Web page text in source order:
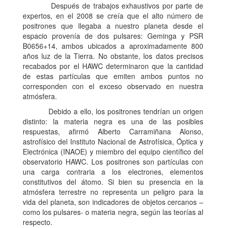
Después de trabajos exhaustivos por parte de
expertos, en el 2008 se creía que el alto número de
positrones que llegaba a nuestro planeta desde el
espacio provenía de dos pulsares: Geminga y PSR
B0656+14, ambos ubicados a aproximadamente 800
años luz de la Tierra. No obstante, los datos precisos
recabados por el HAWC determinaron que la cantidad
de estas partículas que emiten ambos puntos no
corresponden con el exceso observado en nuestra
atmósfera.
Debido a ello, los positrones tendrían un origen
distinto: la materia negra es una de las posibles
respuestas, afirmó Alberto Carramiñana Alonso,
astrofísico del Instituto Nacional de Astrofísica, Óptica y
Electrónica (INAOE) y miembro del equipo científico del
observatorio HAWC. Los positrones son partículas con
una carga contraria a los electrones, elementos
constitutivos del átomo. Si bien su presencia en la
atmósfera terrestre no representa un peligro para la
vida del planeta, son indicadores de objetos cercanos –
como los pulsares- o materia negra, según las teorías al
respecto.